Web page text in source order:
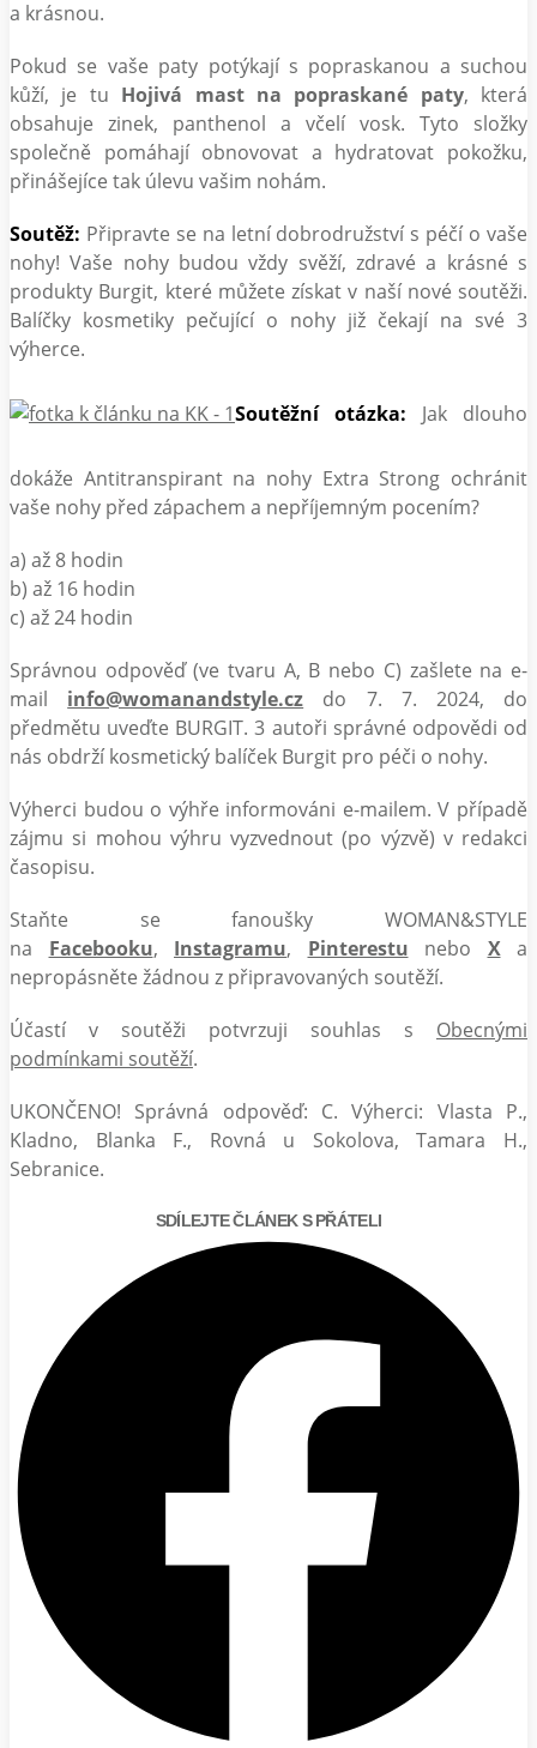
a krásnou.
Pokud se vaše paty potýkají s popraskanou a suchou
kůží, je tu Hojivá mast na popraskané paty, která
obsahuje zinek, panthenol a včelí vosk. Tyto složky
společně pomáhají obnovovat a hydratovat pokožku,
přinášejíce tak úlevu vašim nohám.
Soutěž: Připravte se na letní dobrodružství s péčí o vaše
nohy! Vaše nohy budou vždy svěží, zdravé a krásné s
produkty Burgit, které můžete získat v naší nové soutěži.
Balíčky kosmetiky pečující o nohy již čekají na své 3
výherce.
Soutěžní otázka: Jak dlouho
dokáže Antitranspirant na nohy Extra Strong ochránit
vaše nohy před zápachem a nepříjemným pocením?
a) až 8 hodin
b) až 16 hodin
c) až 24 hodin
Správnou odpověď (ve tvaru A, B nebo C) zašlete na e-
mail info@womanandstyle.cz do 7. 7. 2024, do
předmětu uveďte BURGIT. 3 autoři správné odpovědi od
nás obdrží kosmetický balíček Burgit pro péči o nohy.
Výherci budou o výhře informováni e-mailem. V případě
zájmu si mohou výhru vyzvednout (po výzvě) v redakci
časopisu.
Staňte se fanoušky WOMAN&STYLE
na Facebooku, Instagramu, Pinterestu nebo Xa
nepropásněte žádnou z připravovaných soutěží.
Účastí v soutěži potvrzuji souhlas s Obecnými
podmínkami soutěží.
UKONČENO! Správná odpověď: C. Výherci: Vlasta P.,
Kladno, Blanka F., Rovná u Sokolova, Tamara H.,
Sebranice.
SDÍLEJTE ČLÁNEK S PŘÁTELI